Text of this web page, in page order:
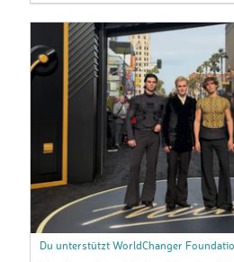
Du unterstützt WorldChanger